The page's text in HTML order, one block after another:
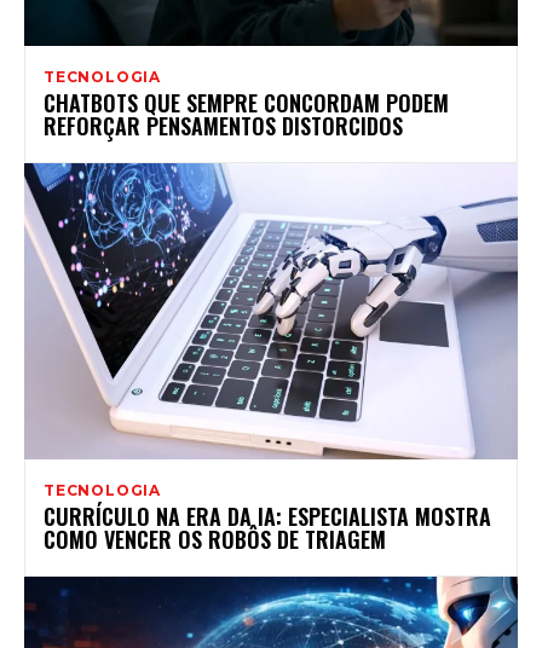
TECNOLOGIA
CHATBOTS QUE SEMPRE CONCORDAM PODEM
REFORÇAR PENSAMENTOS DISTORCIDOS
TECNOLOGIA
CURRÍCULO NA ERA DA IA: ESPECIALISTA MOSTRA
COMO VENCER OS ROBÔS DE TRIAGEM